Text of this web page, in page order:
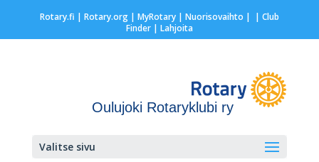
Rotary.fi | Rotary.org| MyRotary | Nuorisovaihto | | Club
Finder| Lahjoita
Oulujoki Rotaryklubi ry
Valitse sivu